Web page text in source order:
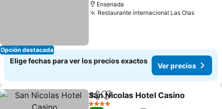
Opción destacada
Ensenada
Restaurante internacional Las OlasVer
Elige fechas para ver los precios exactos
Ver precios
CompartirAgregar a favoritos
San Nicolas Hotel Casino
4 Estrellas